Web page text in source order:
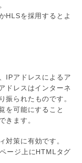
HLSを採用するとよ
IPアドレスによるア
ドレスはインターネ
振られたものです。
を可能にすること
きます。
対策に有効です。
ージ上にHTMLタグ